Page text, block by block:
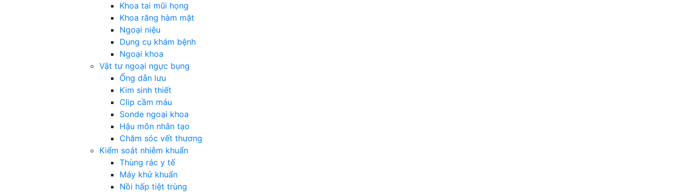
Khoa tai mũi họng
Khoa răng hàm mặt
Ngoại niệu
Dụng cụ khám bệnh
Ngoại khoa
Vật tư ngoại ngực bụng
Ống dẫn lưu
Kim sinh thiết
Clip cầm máu
Sonde ngoại khoa
Hậu môn nhân tạo
Chăm sóc vết thương
Kiểm soát nhiễm khuẩn
Thùng rác y tế
Máy khử khuẩn
Nồi hấp tiệt trùng